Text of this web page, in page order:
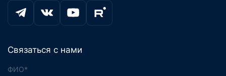
Связаться с нами